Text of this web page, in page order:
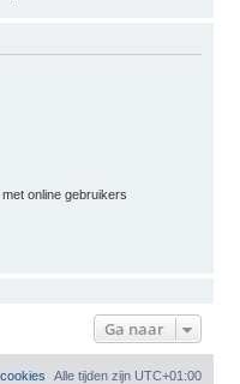
online gebruikers
Ga naar
Alle tijden zijn UTC+01:00